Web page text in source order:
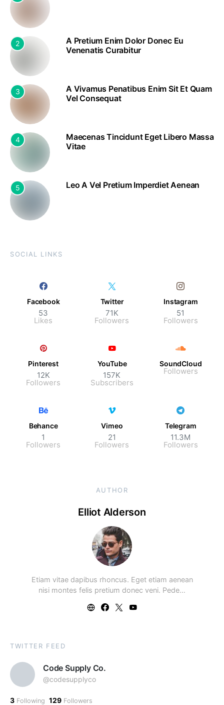
2
A Pretium Enim Dolor Donec Eu
Venenatis Curabitur
3
A Vivamus Penatibus Enim Sit Et Quam
Vel Consequat
4
Maecenas Tincidunt Eget Libero Massa
Vitae
5 Leo A Vel Pretium Imperdiet Aenean
SOCIAL LINKS
Facebook
53
Likes
Twitter
71K
Followers
Instagram
51
Followers
Pinterest
12K
Followers
YouTube
157K
Subscribers
SoundCloud
Followers
Behance
1
Followers
Vimeo
21
Followers
Telegram
11.3M
Followers
AUTHOR
Elliot Alderson
Etiam vitae dapibus rhoncus. Eget etiam aenean
nisi montes felis pretium donec veni. Pede…
TWITTER FEED
Code Supply Co.
@codesupplyco
3 Following 129 Followers